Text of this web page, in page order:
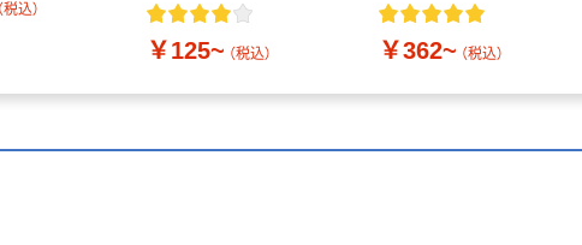
（税込）
￥125~ （税込） ￥362~ （税込）